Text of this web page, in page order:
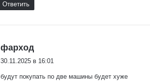
Ответить
фарход
30.11.2025 в 16:01
будут покупать по две машины будет хуже